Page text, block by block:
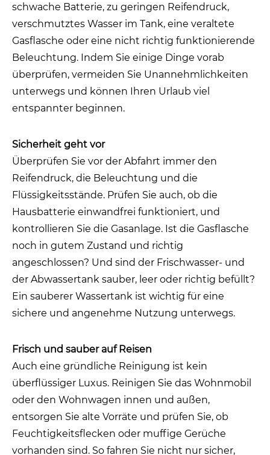
schwache Batterie, zu geringen Reifendruck,
verschmutztes Wasser im Tank, eine veraltete
Gasflasche oder eine nicht richtig funktionierende
Beleuchtung. Indem Sie einige Dinge vorab
überprüfen, vermeiden Sie Unannehmlichkeiten
unterwegs und können Ihren Urlaub viel
entspannter beginnen.
Sicherheit geht vor
Überprüfen Sie vor der Abfahrt immer den
Reifendruck, die Beleuchtung und die
Flüssigkeitsstände. Prüfen Sie auch, ob die
Hausbatterie einwandfrei funktioniert, und
kontrollieren Sie die Gasanlage. Ist die Gasflasche
noch in gutem Zustand und richtig
angeschlossen? Und sind der Frischwasser- und
der Abwassertank sauber, leer oder richtig befüllt?
Ein sauberer Wassertank ist wichtig für eine
sichere und angenehme Nutzung unterwegs.
Frisch und sauber auf Reisen
Auch eine gründliche Reinigung ist kein
überflüssiger Luxus. Reinigen Sie das Wohnmobil
oder den Wohnwagen innen und außen,
entsorgen Sie alte Vorräte und prüfen Sie, ob
Feuchtigkeitsflecken oder muffige Gerüche
vorhanden sind. So fahren Sie nicht nur sicher,